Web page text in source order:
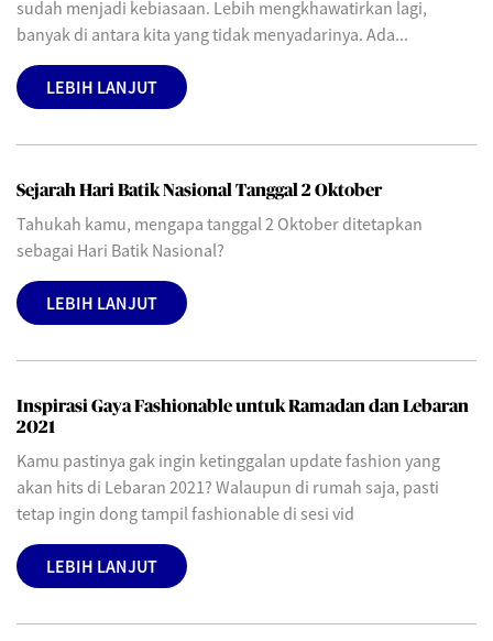
sudah menjadi kebiasaan. Lebih mengkhawatirkan lagi,
banyak di antara kita yang tidak menyadarinya. Ada...
LEBIH LANJUT
Sejarah Hari Batik Nasional Tanggal 2 Oktober
Tahukah kamu, mengapa tanggal 2 Oktober ditetapkan
sebagai Hari Batik Nasional?
LEBIH LANJUT
Inspirasi Gaya Fashionable untuk Ramadan dan Lebaran
2021
Kamu pastinya gak ingin ketinggalan update fashion yang
akan hits di Lebaran 2021? Walaupun di rumah saja, pasti
tetap ingin dong tampil fashionable di sesi vid
LEBIH LANJUT